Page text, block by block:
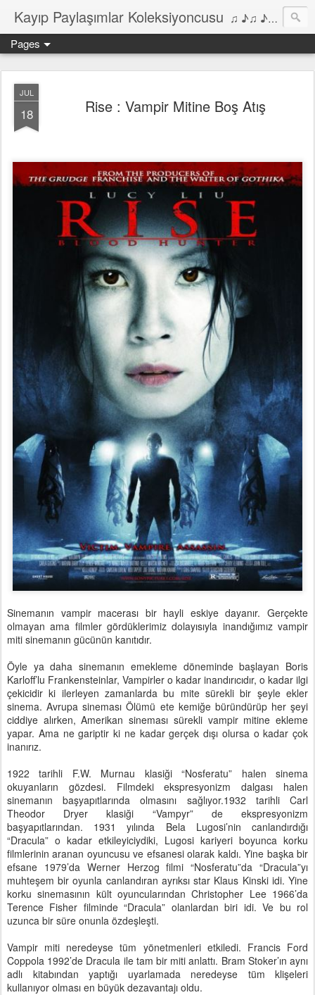
Kayıp Paylaşımlar Koleksiyoncusu ♫ ♪♫ ♪ ♫ ♪♫ ♪•♫♪ 2006'dan bu yana Film, Dizi, Müzik ve Kitaplar üzerine Yazılar Diyarı...
Pages
JUL
18 Rise : Vampir Mitine Boş Atış
Sinemanın vampir macerası bir hayli eskiye dayanır. Gerçekte
olmayan ama filmler gördüklerimiz dolayısıyla inandığımız vampir
miti sinemanın gücünün kanıtıdır.
Öyle ya daha sinemanın emekleme döneminde başlayan Boris
Karloff’lu Frankensteinlar, Vampirler o kadar inandırıcıdır, o kadar ilgi
çekicidir ki ilerleyen zamanlarda bu mite sürekli bir şeyle ekler
sinema. Avrupa sineması Ölümü ete kemiğe büründürüp her şeyi
ciddiye alırken, Amerikan sineması sürekli vampir mitine ekleme
yapar. Ama ne gariptir ki ne kadar gerçek dışı olursa o kadar çok
inanırız.
1922 tarihli F.W. Murnau klasiği “Nosferatu” halen sinema
okuyanların gözdesi. Filmdeki ekspresyonizm dalgası halen
sinemanın başyapıtlarında olmasını sağlıyor.1932 tarihli Carl
Theodor Dryer klasiği “Vampyr” de ekspresyonizm
başyapıtlarından. 1931 yılında Bela Lugosi’nin canlandırdığı
“Dracula” o kadar etkileyiciydiki, Lugosi kariyeri boyunca korku
filmlerinin aranan oyuncusu ve efsanesi olarak kaldı. Yine başka bir
efsane 1979’da Werner Herzog filmi “Nosferatu”da “Dracula”yı
muhteşem bir oyunla canlandıran ayrıksı star Klaus Kinski idi. Yine
korku sinemasının kült oyuncularından Christopher Lee 1966’da
Terence Fisher filminde “Dracula” olanlardan biri idi. Ve bu rol
uzunca bir süre onunla özdeşleşti.
Vampir miti neredeyse tüm yönetmenleri etkiledi. Francis Ford
Coppola 1992’de Dracula ile tam bir miti anlattı. Bram Stoker’ın aynı
adlı kitabından yaptığı uyarlamada neredeyse tüm klişeleri
kullanıyor olması en büyük dezavantajı oldu.